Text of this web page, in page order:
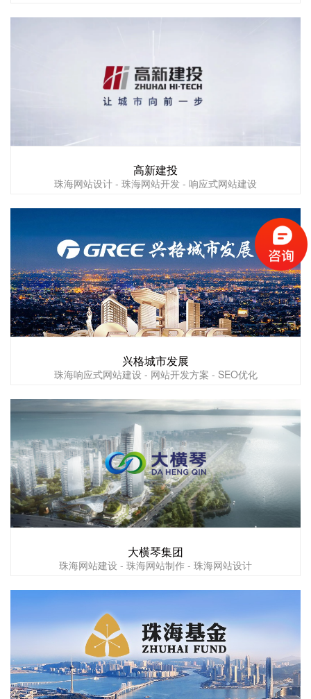
高新建投
珠海网站设计 - 珠海网站开发 - 响应式网站建设
兴格城市发展
珠海响应式网站建设 - 网站开发方案 - SEO优化
大横琴集团
珠海网站建设 - 珠海网站制作 - 珠海网站设计